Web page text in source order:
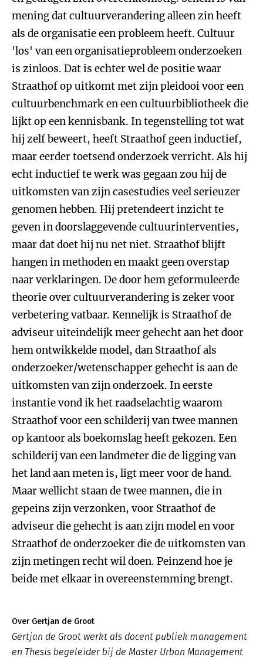
mening dat cultuurverandering alleen zin heeft
als de organisatie een probleem heeft. Cultuur
'los' van een organisatieprobleem onderzoeken
is zinloos. Dat is echter wel de positie waar
Straathof op uitkomt met zijn pleidooi voor een
cultuurbenchmark en een cultuurbibliotheek die
lijkt op een kennisbank. In tegenstelling tot wat
hij zelf beweert, heeft Straathof geen inductief,
maar eerder toetsend onderzoek verricht. Als hij
echt inductief te werk was gegaan zou hij de
uitkomsten van zijn casestudies veel serieuzer
genomen hebben. Hij pretendeert inzicht te
geven in doorslaggevende cultuurinterventies,
maar dat doet hij nu net niet. Straathof blijft
hangen in methoden en maakt geen overstap
naar verklaringen. De door hem geformuleerde
theorie over cultuurverandering is zeker voor
verbetering vatbaar. Kennelijk is Straathof de
adviseur uiteindelijk meer gehecht aan het door
hem ontwikkelde model, dan Straathof als
onderzoeker/wetenschapper gehecht is aan de
uitkomsten van zijn onderzoek. In eerste
instantie vond ik het raadselachtig waarom
Straathof voor een schilderij van twee mannen
op kantoor als boekomslag heeft gekozen. Een
schilderij van een landmeter die de ligging van
het land aan meten is, ligt meer voor de hand.
Maar wellicht staan de twee mannen, die in
gepeins zijn verzonken, voor Straathof de
adviseur die gehecht is aan zijn model en voor
Straathof de onderzoeker die de uitkomsten van
zijn metingen recht wil doen. Peinzend hoe je
beide met elkaar in overeenstemming brengt.
Over Gertjan de Groot
Gertjan de Groot werkt als docent publiek management
en Thesis begeleider bij de Master Urban Management